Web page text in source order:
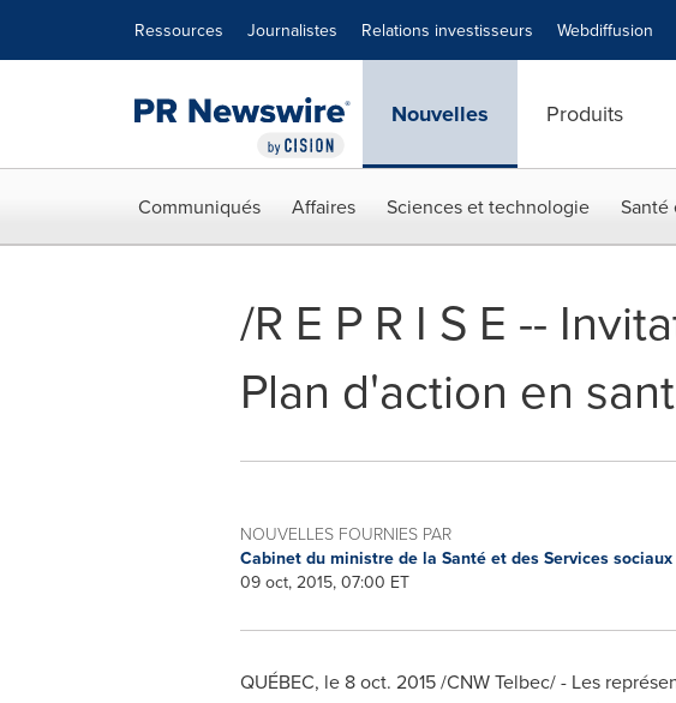
Ressources Journalistes Relations investisseurs Webdiffusion
Nouvelles Produits
Communiqués Affaires Sciences et technologie Santé
/R E P R I S E --
Plan d'action en
NOUVELLES FOURNIES PAR
Cabinet du ministre de la Santé et des Services sociaux
09 oct, 2015, 07:00 ET
QUÉBEC, le 8 oct. 2015/CNW Telbec/ - Les